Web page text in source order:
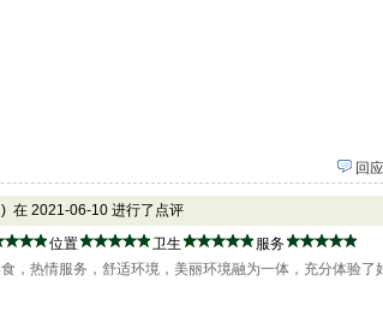
回应
) 在 2021-06-10 进行了点评
位置 卫生
服务
，热情服务，舒适环境，美丽环境融为一体，充分体验了